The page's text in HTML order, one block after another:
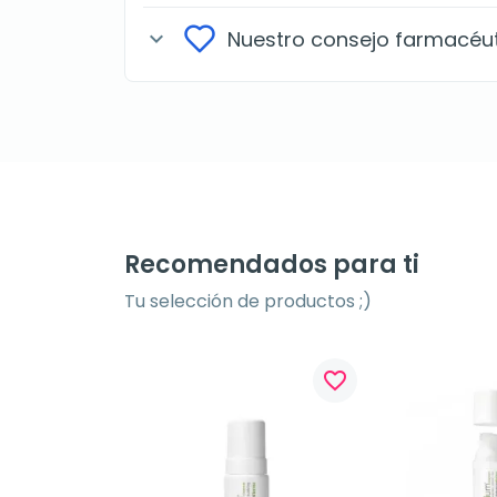
expand_more Nuestro consejo
Recomendados para ti
Tu selección de productos ;)
favorite_border